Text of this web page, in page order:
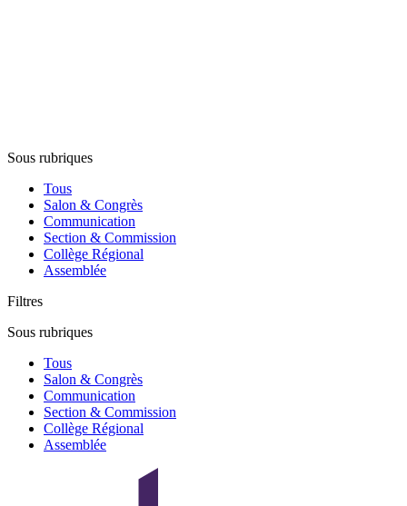
Sous rubriques
Tous
Salon & Congrès
Communication
Section & Commission
Collège Régional
Assemblée
Filtres
Sous rubriques
Tous
Salon & Congrès
Communication
Section & Commission
Collège Régional
Assemblée